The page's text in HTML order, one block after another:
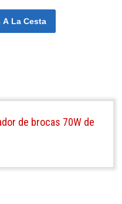
La Cesta
de brocas 70W de